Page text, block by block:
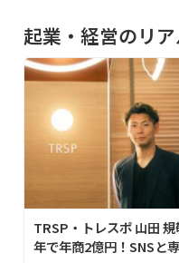
起業・経営のリ
TRSP・トレスポ 山田
年で年商2億円！SNSと